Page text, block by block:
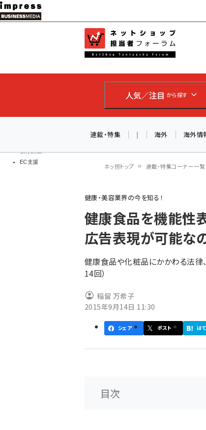
メ
イ
ン
ツ
移
教育講座
EC支援
ネット
人気／注目 から探す
連載・特集 | 海外 海外情
ン
く
ず
ネッ担トップ 連載・特集コーナー一覧
健康・美容業界の今を知る！
健康食品を機能性
広告表現が可能な
健康食品や化粧品にかかわる法律
14回）
稲留 万希子
2015年9月14日 11:30
シェア ポスト は
目次